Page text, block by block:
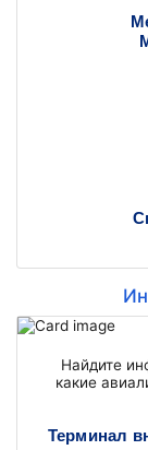
Найдите
какие
Терминал